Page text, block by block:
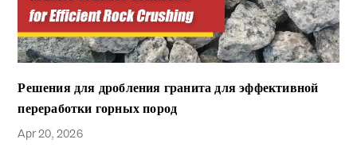
Решения для дробления гранита для эффективной
переработки горных пород
Apr 20, 2026